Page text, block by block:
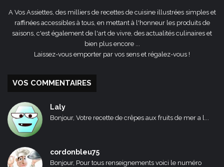
A Vos Assiettes, des milliers de recettes de cuisine illustrées simples et
raffinées accessibles à tous, en mettant à l'honneur les produits de
saisons, c'est également de l'art de vivre, des actualités culinaires et
bien plus encore ...
Laissez-vous emporter par vos sens et régalez-vous !
VOS COMMENTAIRES
Laly
Bonjour, Votre recette de crêpes aux fruits de mer a l...
cordonbleu75
Bonjour, Pour tous renseignements voici le numéro